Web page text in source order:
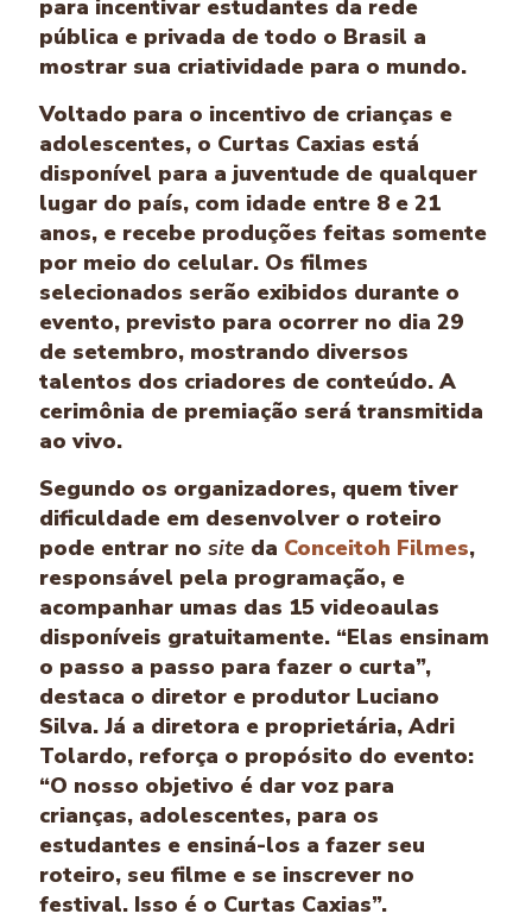
para incentivar estudantes da rede
pública e privada de todo o Brasil a
mostrar sua criatividade para o mundo.
Voltado para o incentivo de crianças e
adolescentes, o Curtas Caxias está
disponível para a juventude de qualquer
lugar do país, com idade entre 8 e 21
anos, e recebe produções feitas somente
por meio do celular. Os filmes
selecionados serão exibidos durante o
evento, previsto para ocorrer no dia 29
de setembro, mostrando diversos
talentos dos criadores de conteúdo. A
cerimônia de premiação será transmitida
ao vivo.
Segundo os organizadores, quem tiver
dificuldade em desenvolver o roteiro
pode entrar no site da Conceitoh Filmes,
responsável pela programação, e
acompanhar umas das 15 videoaulas
disponíveis gratuitamente. “Elas ensinam
o passo a passo para fazer o curta”,
destaca o diretor e produtor Luciano
Silva. Já a diretora e proprietária, Adri
Tolardo, reforça o propósito do evento:
“O nosso objetivo é dar voz para
crianças, adolescentes, para os
estudantes e ensiná-los a fazer seu
roteiro, seu filme e se inscrever no
festival. Isso é o Curtas Caxias”.